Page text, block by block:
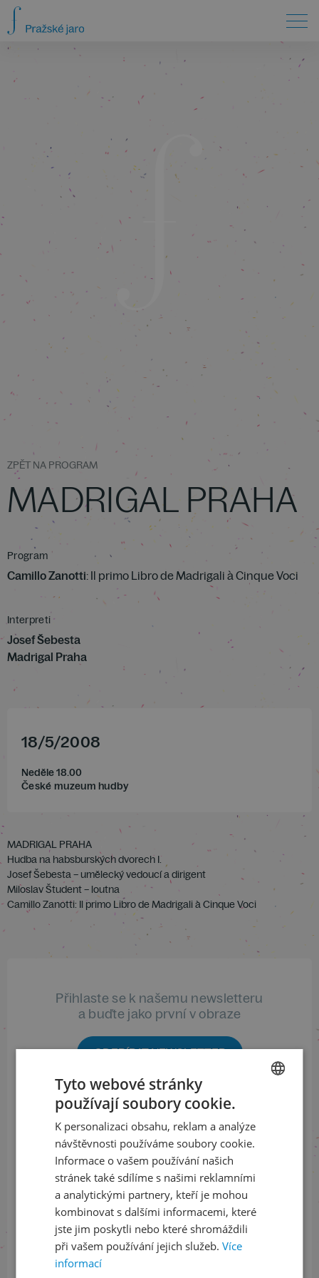
ZPĚT NA PROGRAM
MADRIGAL PRAHA
Program
Camillo Zanotti: Il primo Libro de Madrigali à Cinque Voci
Interpreti
Josef Šebesta
Madrigal Praha
18/5/2008
Neděle 18.00
České muzeum hudby
MADRIGAL PRAHA
Hudba na habsburských dvorech I.
Josef Šebesta – umělecký vedoucí a dirigent
Miloslav Študent – loutna
Camillo Zanotti: Il primo Libro de Madrigali à Cinque Voci
Přihlaste se k našemu newsletteru
a buďte jako první v obraze
ODEBÍRAT NEWSLETTER
Sledujte nás na sociálních sítích
LinkedInflickr
Informace o stavu objednávek
+420 461 049 232
ENGLISH
Tyto webové stránky
používají soubory cookie.
K personalizaci obsahu, reklam a analýze
návštěvnosti používáme soubory cookie.
Informace o vašem používání našich
stránek také sdílíme s našimi reklamními
a analytickými partnery, kteří je mohou
kombinovat s dalšími informacemi, které
jste jim poskytli nebo které shromáždili
při vašem používání jejich služeb. Více
informací